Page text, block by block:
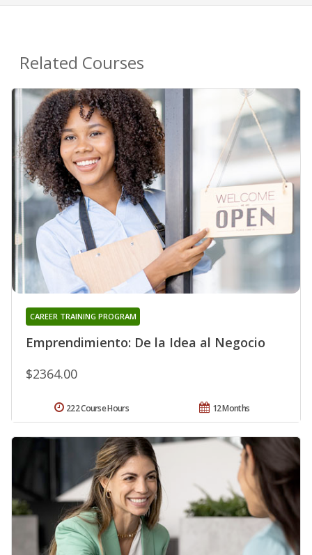
Related Courses
Emprendimiento: De la Idea al Negocio
CAREER TRAINING PROGRAM
$2364.00
12 Months
222 Course Hours